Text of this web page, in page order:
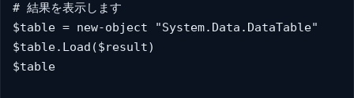
# 結果を表示します
$table = new-object "System.Data.DataTable"
$table.Load($result)
$table